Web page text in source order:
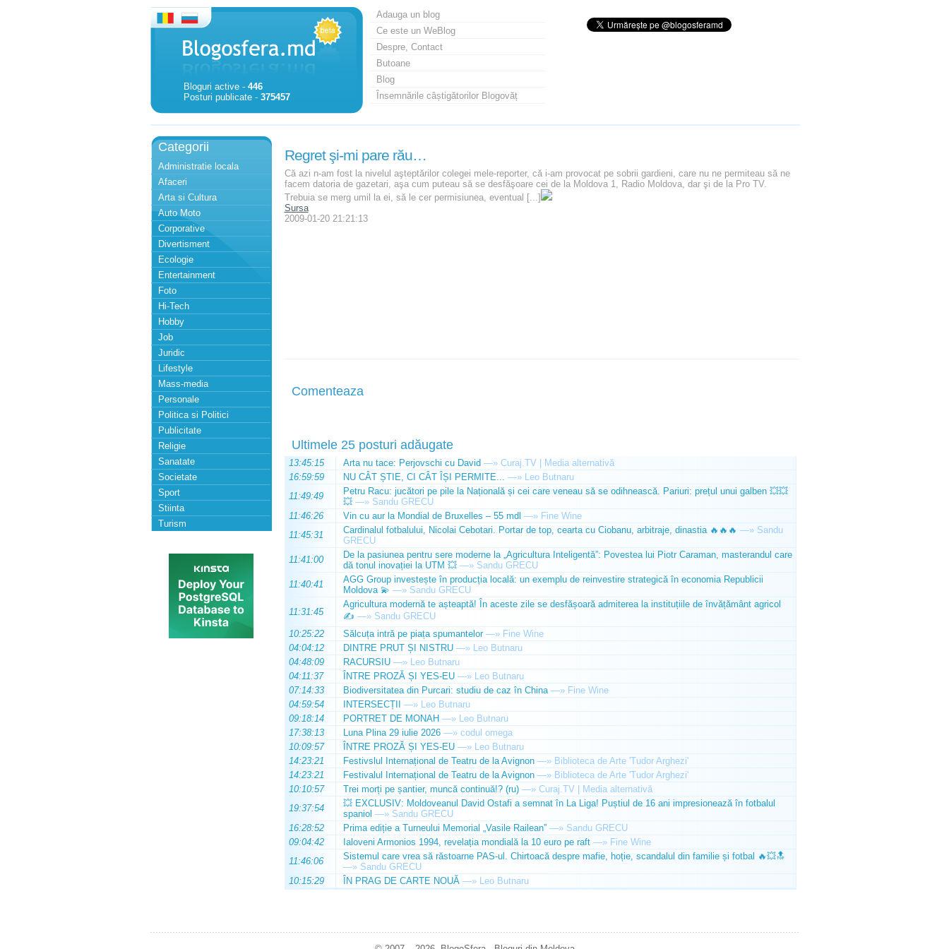
Bloguri active - 446
Posturi publicate - 375457
Adauga un blog
Ce este un WeBlog
Despre, Contact
Butoane
Blog
Însemnările câștigătorilor Blogovăț
Categorii
Administratie locala
Afaceri
Arta si Cultura
Auto Moto
Corporative
Divertisment
Ecologie
Entertainment
Foto
Hi-Tech
Hobby
Job
Juridic
Lifestyle
Mass-media
Personale
Politica si Politici
Publicitate
Religie
Sanatate
Societate
Sport
Stiinta
Turism
Regret şi-mi pare rău…
Că azi n-am fost la nivelul aşteptărilor colegei mele-reporter, că i-am provocat pe sobrii gardieni, care nu ne permiteau să ne
facem datoria de gazetari, aşa cum puteau să se desfăşoare cei de la Moldova 1, Radio Moldova, dar şi de la Pro TV.
Trebuia se merg umil la ei, să le cer permisiunea, eventual [...]
Sursa
2009-01-20 21:21:13
Comenteaza
Ultimele 25 posturi adăugate
13:45:15 Arta nu tace: Perjovschi cu David —» Curaj.TV | Media alternativă
16:59:59
NU CÂT ȘTIE, CI CÂT ÎȘI PERMITE... —» Leo Butnaru
11:49:49
Petru Racu: jucători pe pile la Națională și cei care veneau să se odihnească. Pariuri: prețul unui galben 💥💥
💥 —» Sandu GRECU
11:46:26
Vin cu aur la Mondial de Bruxelles – 55 mdl —» Fine Wine
11:45:31
Cardinalul fotbalului, Nicolai Cebotari. Portar de top, cearta cu Ciobanu, arbitraje, dinastia 🔥🔥🔥 —» Sandu
GRECU
11:41:00
De la pasiunea pentru sere moderne la „Agricultura Inteligentă”: Povestea lui Piotr Caraman, masterandul care
dă tonul inovației la UTM 💥 —» Sandu GRECU
11:40:41
AGG Group investește în producția locală: un exemplu de reinvestire strategică în economia Republicii
Moldova 💫 —» Sandu GRECU
11:31:45
Agricultura modernă te așteaptă! În aceste zile se desfășoară admiterea la instituțiile de învățământ agricol
✍️ —» Sandu GRECU
10:25:22
Sălcuța intră pe piața spumantelor —» Fine Wine
04:04:12
DINTRE PRUT ȘI NISTRU —» Leo Butnaru
04:48:09
RACURSIU —» Leo Butnaru
04:11:37
ÎNTRE PROZĂ ȘI YES-EU —» Leo Butnaru
07:14:33
Biodiversitatea din Purcari: studiu de caz în China —» Fine Wine
04:59:54
INTERSECȚII —» Leo Butnaru
09:18:14
PORTRET DE MONAH —» Leo Butnaru
17:38:13
Luna Plina 29 iulie 2026 —» codul omega
10:09:57
ÎNTRE PROZĂ ȘI YES-EU —» Leo Butnaru
14:23:21
Festivslul Internațional de Teatru de la Avignon —» Biblioteca de Arte 'Tudor Arghezi'
14:23:21
Festivalul Internațional de Teatru de la Avignon —» Biblioteca de Arte 'Tudor Arghezi'
10:10:57
Trei morți pe șantier, muncă continuă!? (ru) —» Curaj.TV | Media alternativă
19:37:54
💥 EXCLUSIV: Moldoveanul David Ostafi a semnat în La Liga! Puștiul de 16 ani impresionează în fotbalul
spaniol —» Sandu GRECU
16:28:52
Prima ediție a Turneului Memorial „Vasile Railean” —» Sandu GRECU
09:04:42
Ialoveni Armonios 1994, revelația mondială la 10 euro pe raft —» Fine Wine
11:46:06
Sistemul care vrea să răstoarne PAS-ul. Chirtoacă despre mafie, hoție, scandalul din familie și fotbal 🔥💥🔝
—» Sandu GRECU
10:15:29
ÎN PRAG DE CARTE NOUĂ —» Leo Butnaru